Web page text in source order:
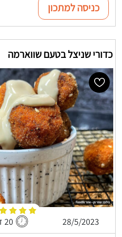
כניסה למתכון
כדורי שניצל בטעם שווארמה
28/5/2023 20 דקות